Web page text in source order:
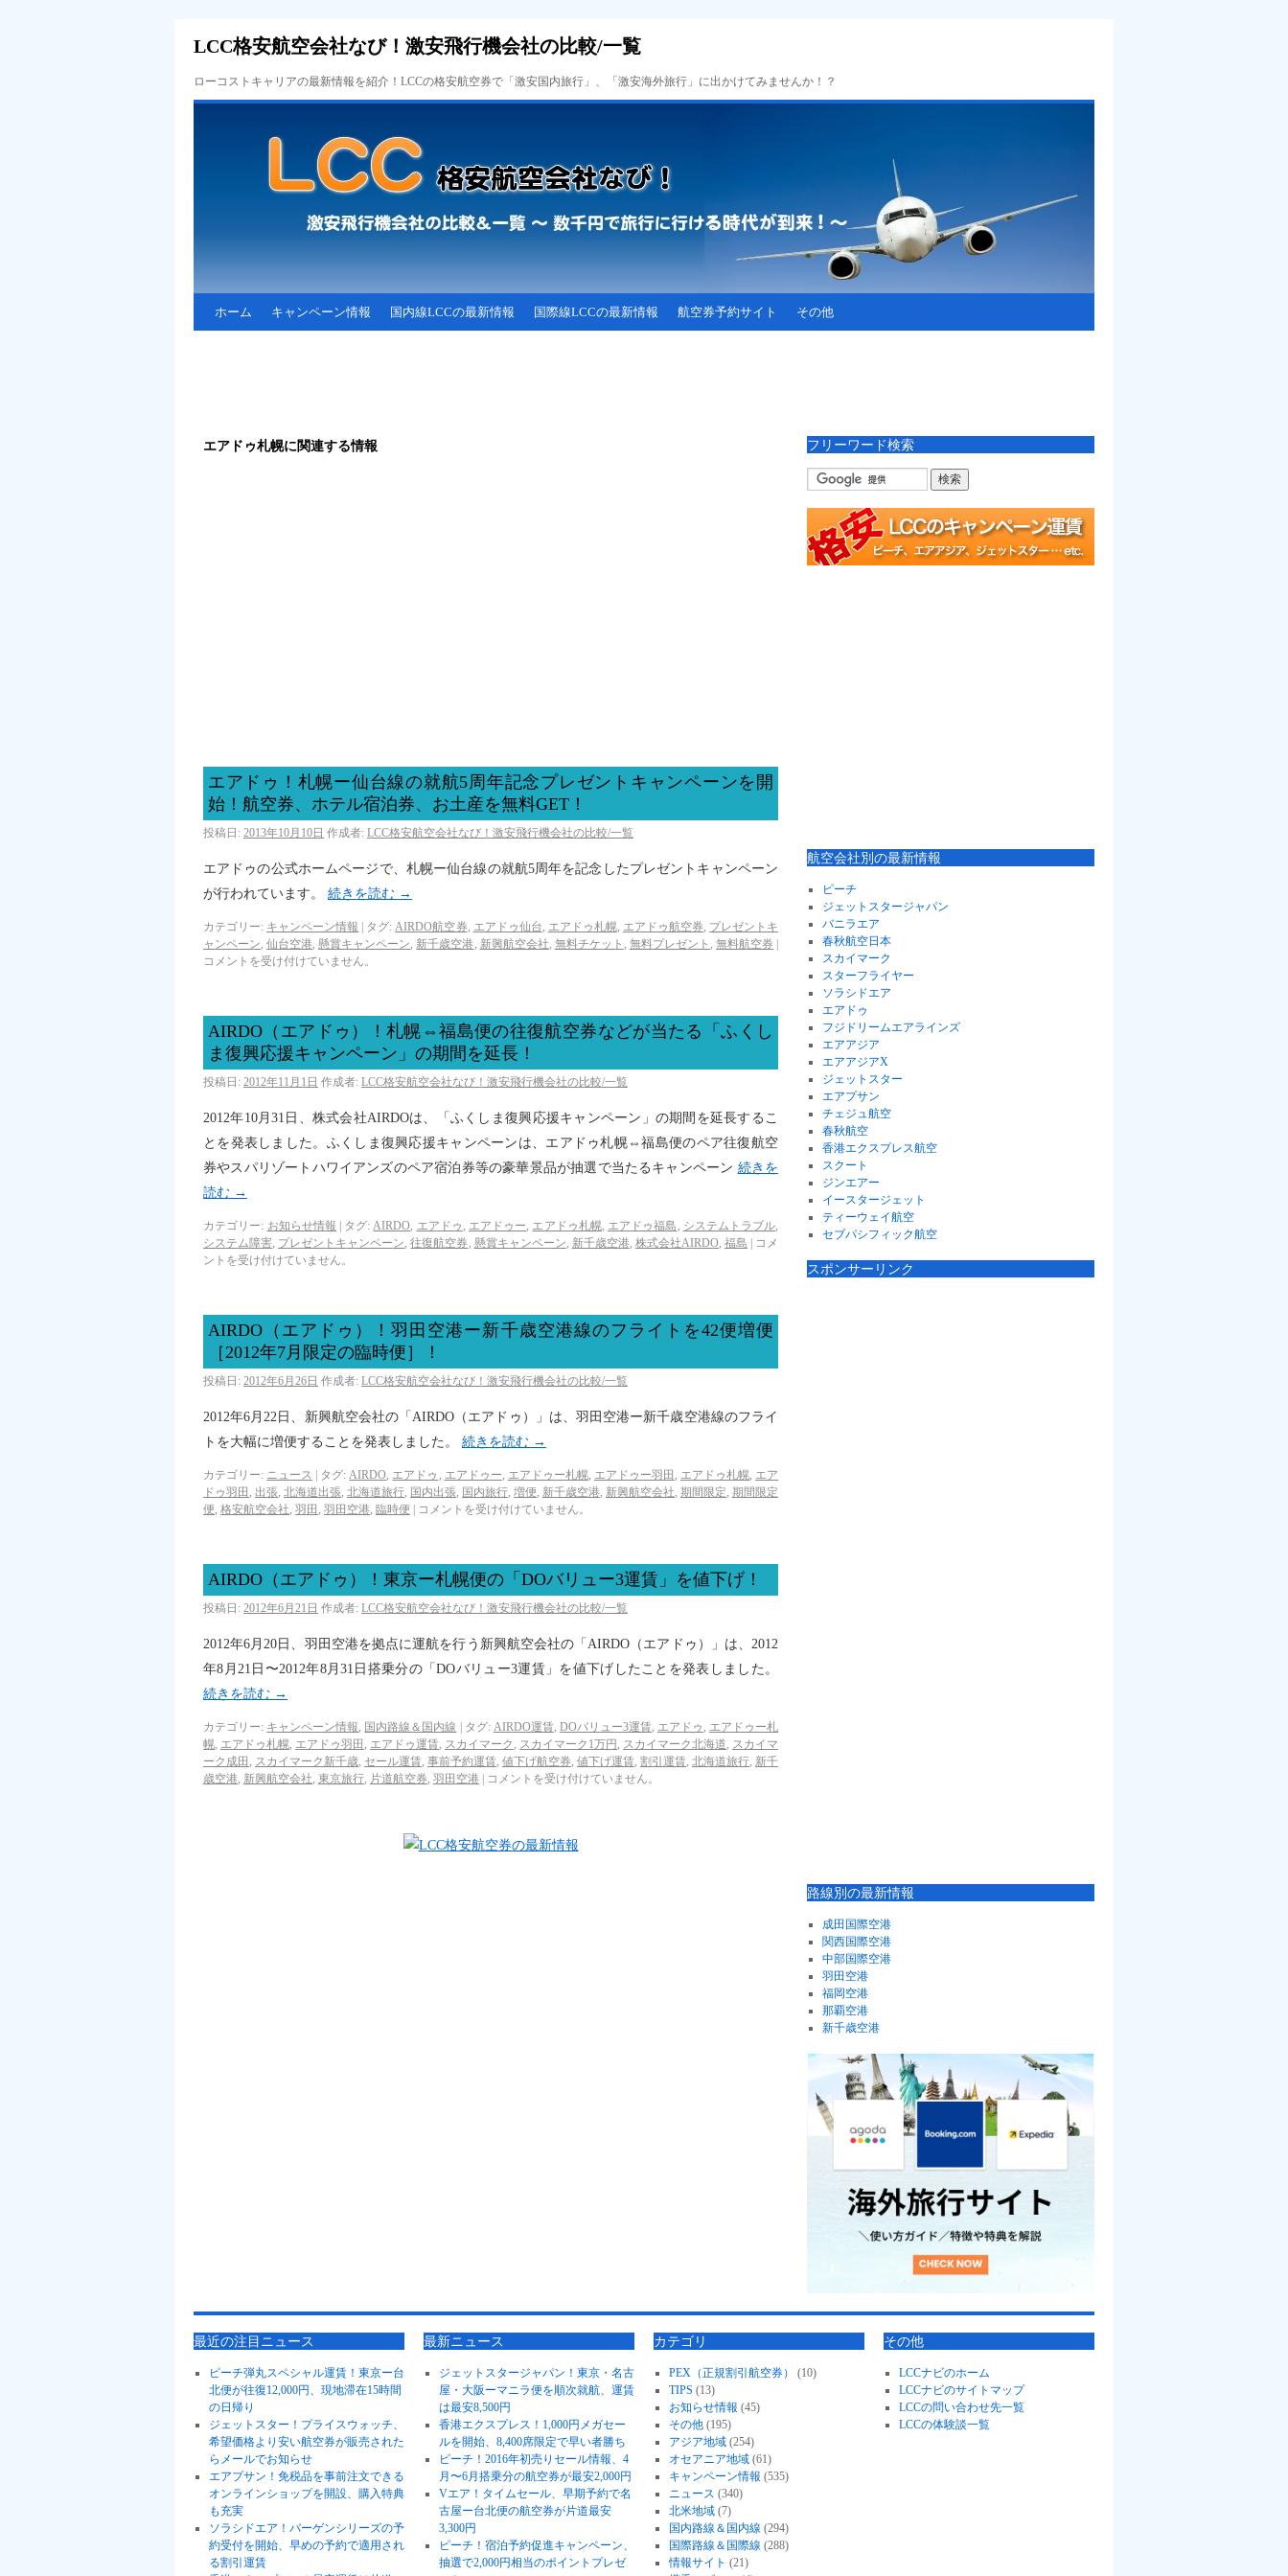
LCC格安航空会社なび！激安飛行機会社の比較/一覧
ローコストキャリアの最新情報を紹介！LCCの格安航空券で「激安国内旅行」、「激安海外旅行」に出かけてみませんか！？
ホーム キャンペーン情報 国内線LCCの最新情報 国際線LCCの最新情報 航空券予約サイト その他
エアドゥ札幌に関連する情報
エアドゥ！札幌ー仙台線の就航5周年記念プレゼントキャンペーンを開
始！航空券、ホテル宿泊券、お土産を無料GET！
投稿日: 2013年10月10日 作成者: LCC格安航空会社なび！激安飛行機会社の比較/一覧
エアドゥの公式ホームページで、札幌ー仙台線の就航5周年を記念したプレゼントキャンペーン
が行われています。 続きを読む →
カテゴリー: キャンペーン情報 タグ: AIRDO航空券, エアドゥ仙台, エアドゥ札幌, エアドゥ航空券, プレゼントキ
ャンペーン,仙台空港,懸賞キャンペーン, 新千歳空港, 新興航空会社, 無料チケット , 無料プレゼント ,無料航空券
コメントを受け付けていません。
AIRDO（エアドゥ）！札幌⇔福島便の往復航空券などが当たる「ふくし
ま復興応援キャンペーン」の期間を延長！
投稿日: 2012年11月1日 作成者: LCC格安航空会社なび！激安飛行機会社の比較/一覧
2012年10月31日、株式会社AIRDOは、「ふくしま復興応援キャンペーン」の期間を延長するこ
とを発表しました。ふくしま復興応援キャンペーンは、エアドゥ札幌⇔福島便のペア往復航空
券やスパリゾートハワイアンズのペア宿泊券等の豪華景品が抽選で当たるキャンペーン 続きを
読む →
カテゴリー: お知らせ情報 タグ: AIRDO, エアドゥ , エアドゥー, エアドゥ札幌, エアドゥ福島 , システムトラブル,
システム障害, プレゼントキャンペーン,往復航空券 , 懸賞キャンペーン, 新千歳空港, 株式会社AIRDO,福島
コメ
ントを受け付けていません。
AIRDO（エアドゥ）！羽田空港ー新千歳空港線のフライトを42便増便
［2012年7月限定の臨時便］！
投稿日: 2012年6月26日 作成者: LCC格安航空会社なび！激安飛行機会社の比較/一覧
2012年6月22日、新興航空会社の「AIRDO（エアドゥ）」は、羽田空港ー新千歳空港線のフライ
トを大幅に増便することを発表しました。 続きを読む →
カテゴリー: ニュース タグ: AIRDO, エアドゥ , エアドゥー, エアドゥー札幌, エアドゥー羽田 , エアドゥ札幌, エア
ドゥ羽田 , 出張, 北海道出張, 北海道旅行, 国内出張, 国内旅行, 増便, 新千歳空港, 新興航空会社, 期間限定, 期間限定
便, 格安航空会社, 羽田 , 羽田空港, 臨時便 コメントを受け付けていません。
AIRDO（エアドゥ）！東京ー札幌便の「DOバリュー3運賃」を値下げ！
投稿日: 2012年6月21日 作成者: LCC格安航空会社なび！激安飛行機会社の比較/一覧
2012年6月20日、羽田空港を拠点に運航を行う新興航空会社の「AIRDO（エアドゥ）」は、2012
年8月21日〜2012年8月31日搭乗分の「DOバリュー3運賃」を値下げしたことを発表しました。
続きを読む →
カテゴリー: キャンペーン情報, 国内路線＆国内線 タグ: AIRDO運賃, DOバリュー3運賃, エアドゥ , エアドゥー札
幌, エアドゥ札幌, エアドゥ羽田 , エアドゥ運賃, スカイマーク , スカイマーク1万円 , スカイマーク北海道, スカイマ
ーク成田 , スカイマーク新千歳, セール運賃, 事前予約運賃, 値下げ航空券, 値下げ運賃, 割引運賃, 北海道旅行, 新千
歳空港, 新興航空会社, 東京旅行, 片道航空券, 羽田空港 コメントを受け付けていません。
フリーワード検索
航空会社別の最新情報
ピーチ
ジェットスタージャパン
バニラエア
春秋航空日本
スカイマーク
スターフライヤー
ソラシドエア
エアドゥ
フジドリームエアラインズ
エアアジア
エアアジアX
ジェットスター
エアプサン
チェジュ航空
春秋航空
香港エクスプレス航空
スクート
ジンエアー
イースタージェット
ティーウェイ航空
セブパシフィック航空
スポンサーリンク
路線別の最新情報
成田国際空港
関西国際空港
中部国際空港
羽田空港
福岡空港
那覇空港
新千歳空港
最近の注目ニュース
ピーチ弾丸スペシャル運賃！東京ー台
北便が往復12,000円、現地滞在15時間
の日帰り
ジェットスター！プライスウォッチ、
希望価格より安い航空券が販売された
らメールでお知らせ
エアプサン！免税品を事前注文できる
オンラインショップを開設、購入特典
も充実
ソラシドエア！バーゲンシリーズの予
約受付を開始、早めの予約で適用され
る割引運賃
最新ニュース
ジェットスタージャパン！東京・名古
屋・大阪ーマニラ便を順次就航、運賃
は最安8,500円
香港エクスプレス！1,000円メガセー
ルを開始、8,400席限定で早い者勝ち
ピーチ！2016年初売りセール情報、4
月〜6月搭乗分の航空券が最安2,000円
Vエア！タイムセール、早期予約で名
古屋ー台北便の航空券が片道最安
3,300円
ピーチ！宿泊予約促進キャンペーン、
抽選で2,000円相当のポイントプレゼ
カテゴリ
PEX（正規割引航空券）
(10)
TIPS (13)
お知らせ情報 (45)
その他(195)
アジア地域(254)
オセアニア地域(61)
キャンペーン情報 (535)
ニュース (340)
北米地域(7)
国内路線＆国内線 (294)
国際路線＆国際線 (288)
情報サイト (21)
その他
LCCナビのホーム
LCCナビのサイトマップ
LCCの問い合わせ先一覧
LCCの体験談一覧